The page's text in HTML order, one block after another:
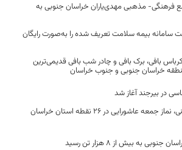
فرهنگی- مذهبی مهدی‌یاران خراسان جنوبی به
سامانه بیمه سلامت تعریف شده را به‌صورت رایگان
بافی، برک بافی و چادر شب بافی قدیمی‌ترین
خراسان جنوبی و جنوب خراسان
در بیرجند آغاز شد
همزمان با عاشورای حسینی، نماز جمعه عاشورایی در ۲۶ نقطه استان خراسان
به بیش از ۸ هزار تن رسید